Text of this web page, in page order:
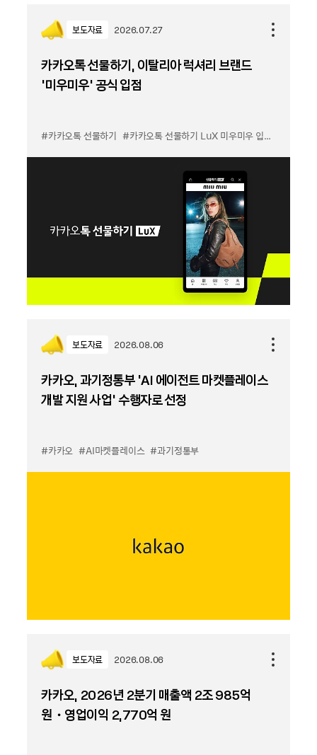
보도자료 2026.07.27
카카오톡 선물하기, 이탈리아 럭셔리 브랜드
'미우미우' 공식 입점
#카카오톡 선물하기 #카카오톡 선물하기 LuX 미우미우 입점
보도자료 2026.08.06
카카오, 과기정통부 ‘AI 에이전트 마켓플레이스
개발 지원 사업’ 수행자로 선정
#카카오 #AI마켓플레이스 #과기정통부
보도자료 2026.08.06
카카오, 2026년 2분기 매출액 2조 985억
원・영업이익 2,770억 원